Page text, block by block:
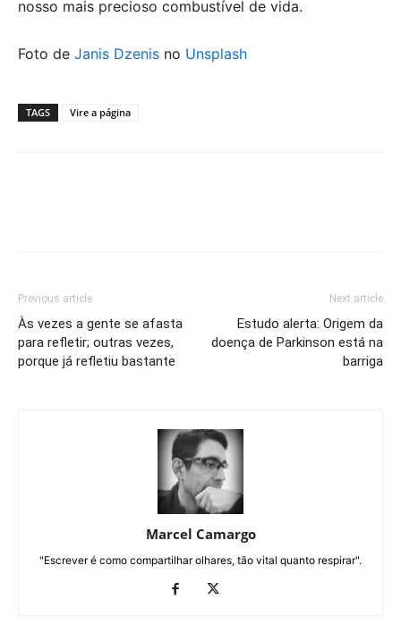
nosso mais precioso combustível de vida.
Foto de Janis Dzenis no Unsplash
TAGS Vire a página
Previous article
Às vezes a gente se afasta
para refletir; outras vezes,
porque já refletiu bastante
Next article
Estudo alerta: Origem da
doença de Parkinson está na
barriga
Marcel Camargo
"Escrever é como compartilhar olhares, tão vital quanto respirar".